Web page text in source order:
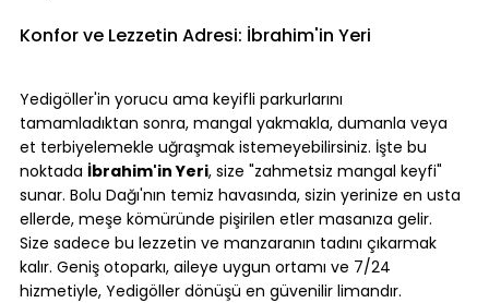
Konfor ve Lezzetin Adresi: İbrahim'in Yeri
Yedigöller'in yorucu ama keyifli parkurlarını
tamamladıktan sonra, mangal yakmakla, dumanla veya
et terbiyelemekle uğraşmak istemeyebilirsiniz. İşte bu
noktada İbrahim'in Yeri, size "zahmetsiz mangal keyfi"
sunar. Bolu Dağı'nın temiz havasında, sizin yerinize en usta
ellerde, meşe kömüründe pişirilen etler masanıza gelir.
Size sadece bu lezzetin ve manzaranın tadını çıkarmak
kalır. Geniş otoparkı, aileye uygun ortamı ve 7/24
hizmetiyle, Yedigöller dönüşü en güvenilir limandır.